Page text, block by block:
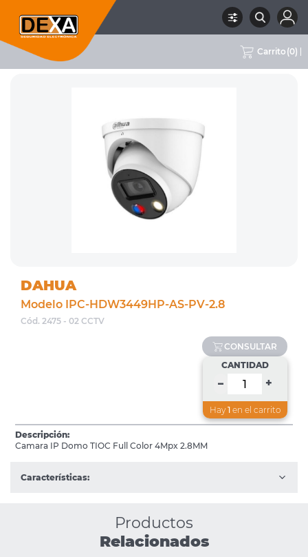
Carrito (0)
RUBRO SUBRUBRO DAHUA
DAHUA
Modelo IPC-HDW3449HP-AS-PV-2.8
Cód. 2475 - 02 CCTV
CONSULTAR
CANTIDAD
– +
Hay 1en el carrito
Descripción:
Camara IP Domo TIOC Full Color 4Mpx 2.8MM
Características:
Productos
Relacionados